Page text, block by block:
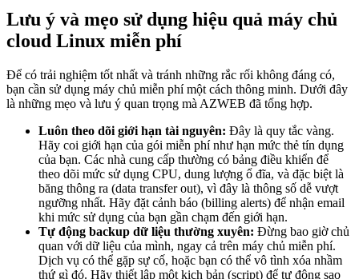
Lưu ý và mẹo sử dụng hiệu quả máy chủ
cloud Linux miễn phí
Để có trải nghiệm tốt nhất và tránh những rắc rối không đáng có,
bạn cần sử dụng máy chủ miễn phí một cách thông minh. Dưới đây
là những mẹo và lưu ý quan trọng mà AZWEB đã tổng hợp.
Luôn theo dõi giới hạn tài nguyên: Đây là quy tắc vàng.
Hãy coi giới hạn của gói miễn phí như hạn mức thẻ tín dụng
của bạn. Các nhà cung cấp thường có bảng điều khiển để
theo dõi mức sử dụng CPU, dung lượng ổ đĩa, và đặc biệt là
băng thông ra (data transfer out), vì đây là thông số dễ vượt
ngưỡng nhất. Hãy đặt cảnh báo (billing alerts) để nhận email
khi mức sử dụng của bạn gần chạm đến giới hạn.
Tự động backup dữ liệu thường xuyên: Đừng bao giờ chủ
quan với dữ liệu của mình, ngay cả trên máy chủ miễn phí.
Dịch vụ có thể gặp sự cố, hoặc bạn có thể vô tình xóa nhầm
thứ gì đó. Hãy thiết lập một kịch bản (script) để tự động sao